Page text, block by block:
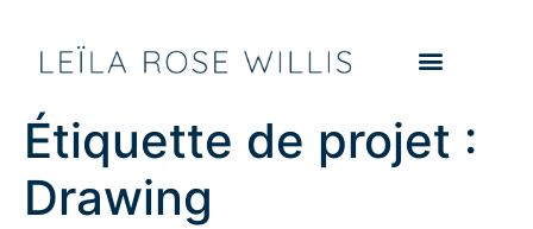
Étiquette de projet :
Drawing